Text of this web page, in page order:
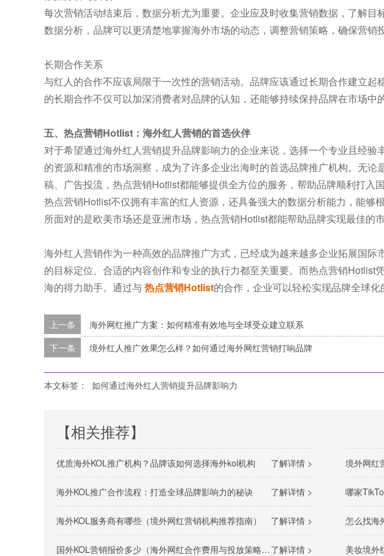
每次营销活动结束后，数据分析尤为重要。企业应及时收集营销数据，了解
数据分析，品牌可以更清楚地掌握海外市场的动态，调整营销策略，确保营销
长期合作关系
与红人的合作不应该局限于一次性的营销活动。品牌应该通过长期合作建立
的长期合作不仅可以加深消费者对品牌的认知，还能够持续保持品牌在市场中的
五、热点营销Hotlist：海外红人营销的首选伙伴
对于希望通过海外红人营销提升品牌影响力的企业来说，选择一个专业且经
的资源和精准的市场洞察，成为了许多企业出海时的首选品牌推广机构。无
稿、广告投流，热点营销Hotlist都能够提供全方位的服务，帮助品牌顺利打入国
热点营销Hotlist不仅拥有丰富的红人资源，还具备强大的数据分析能力，能够
所面对的是欧美市场还是亚洲市场，热点营销Hotlist都能帮助品牌实现最佳的市
海外红人营销作为一种高效的品牌推广方式，已经成为越来越多企业拓展国
的目标定位、合适的内容创作和专业的执行力都至关重要。而热点营销Hotlist
海的得力助手。通过与热点营销Hotlist的合作，企业可以轻松实现品牌全球化
上一条
海外网红推广方案：如何精准有效地与全球受众建立联系
下一条 境外红人推广效果怎么样？如何通过海外网红营销打响品牌
本文标签： 如何通过海外红人营销提升品牌影响力
【相关推荐】
了解详情 >
优质海外KOL推广机构？品牌该如何选择海外kol机构 境外网红
了解详情 >
海外KOL推广合作流程：打造全球品牌影响力的秘诀 哪家
了解详情 >
海外KOL服务商有哪些（境外网红营销机构推荐指南） 怎么找海
了解详情 >
国外KOL营销报价多少（海外网红合作费用与投放策略解析） 美妆境外